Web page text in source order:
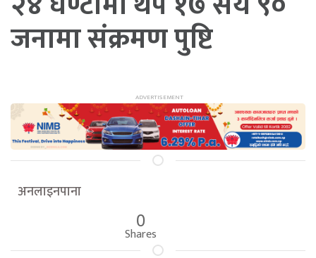
जनामा संक्रमण पुष्टि
अनलाइनपाना
0
Shares